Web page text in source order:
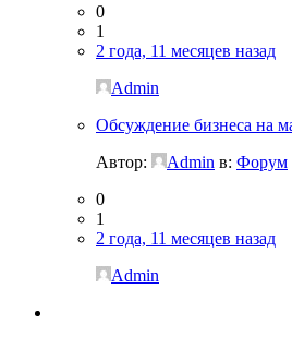
0
1
2 года, 11 месяцев назад
Admin
Обсуждение бизнеса на
Автор:
Admin в: Форум
0
1
2 года, 11 месяцев назад
Admin